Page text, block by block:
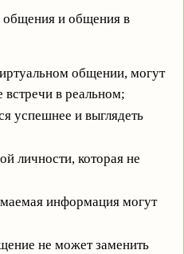
общения и общения в
общении, могут
встречи в реальном;
успешнее и выглядеть
личности, которая не
информация могут
не может заменить